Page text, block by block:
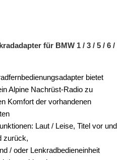
für BMW 1 / 3 / 5 / 6 /
bietet
Alpine Nachrüst-Radio zu
Komfort der vorhandenen
Laut / Leise, Titel vor und
zurück,
/ oder Lenkradbedieneinheit